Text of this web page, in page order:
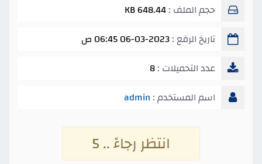
حجم الملف :648.44 KB
تاريخ الرفع :06-03-2023 06:45 ص
عدد التحميلات :8
اسم المستخدم : admin
انتظر رجاءً .. 4